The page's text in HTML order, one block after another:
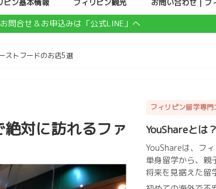
ピン基本情報 フィリピン観光 お問い合わせ｜フ
問合せ＆お申込みは「公式LINE」へ
ストフードのお店5選
対に訪れるファ
フィリピン留学専門
YouShareとは？
YouShareは、フ
単身留学から、親
将来を見据えた留